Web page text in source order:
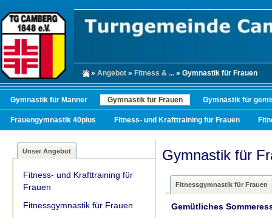
» Angebot » Fitness & ... » Gymnastik für Frauen
Gymnastik für Männer Gymnastik für Frauen Gymnastik für
Frauengymnastik 40plus Fitness- und Krafttraining für Frauen
Unser Angebot
Fitness- und Krafttraining für
Frauen
Fitnessgymnastik für Frauen
Gymnastik für
Fitnessgymnastik für Frauen
Gemütliches